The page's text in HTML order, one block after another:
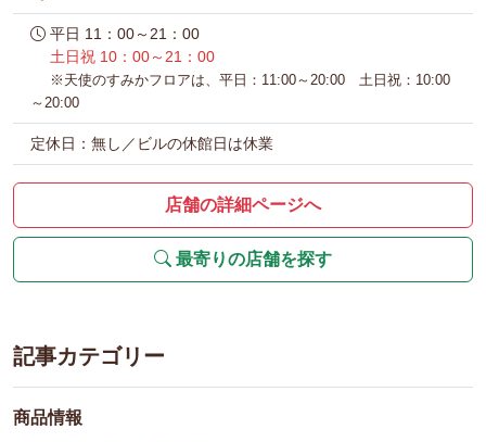
平日 11：00～21：00
土日祝 10：00～21：00
※天使のすみかフロアは、平日：11:00～20:00 土日祝：10:00
～20:00
定休日：無し／ビルの休館日は休業
店舗の詳細ページへ
最寄りの店舗を探す
記事カテゴリー
商品情報